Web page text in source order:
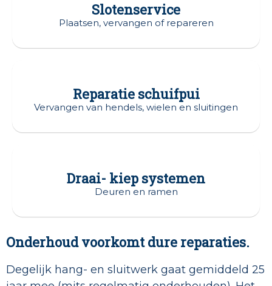
Slotenservice
Plaatsen, vervangen of repareren
Reparatie schuifpui
Vervangen van hendels, wielen en sluitingen
Draai- kiep systemen
Deuren en ramen
Onderhoud voorkomt dure reparaties.
Degelijk hang- en sluitwerk gaat gemiddeld 25